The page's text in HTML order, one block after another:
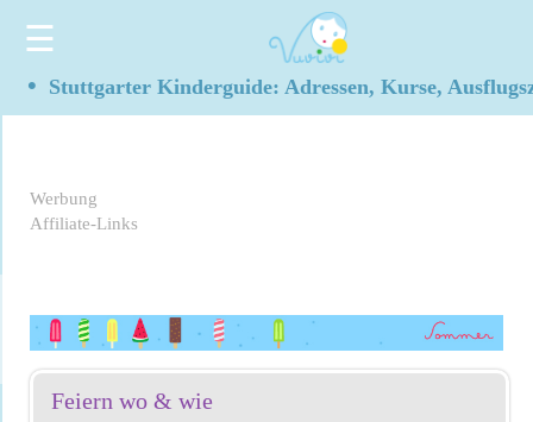
☰
• Stuttgarter Kinderguide: Adressen, Kurse,
Werbung
Affiliate-Links
Feiern wo & wie